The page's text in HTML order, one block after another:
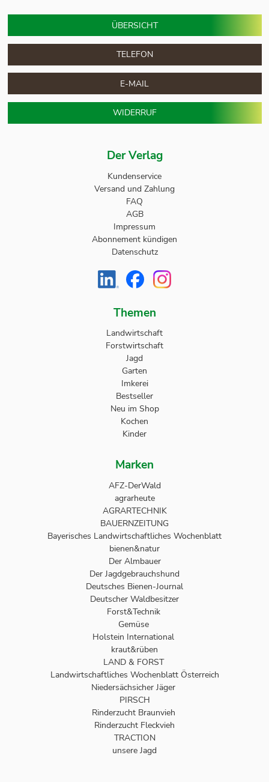
Der Verlag
Kundenservice
Versand und Zahlung
FAQ
AGB
Impressum
Abonnement kündigen
Datenschutz
Themen
Landwirtschaft
Forstwirtschaft
Jagd
Garten
Imkerei
Bestseller
Neu im Shop
Kochen
Kinder
Marken
AFZ-DerWald
agrarheute
AGRARTECHNIK
BAUERNZEITUNG
Bayerisches Landwirtschaftliches Wochenblatt
bienen&natur
Der Almbauer
Der Jagdgebrauchshund
Deutsches Bienen-Journal
Deutscher Waldbesitzer
Forst&Technik
Gemüse
Holstein International
kraut&rüben
LAND & FORST
Landwirtschaftliches Wochenblatt Österreich
Niedersächsicher Jäger
PIRSCH
Rinderzucht Braunvieh
Rinderzucht Fleckvieh
TRACTION
unsere Jagd
ÜBERSICHT
TELEFON
E-MAIL
WIDERRUF